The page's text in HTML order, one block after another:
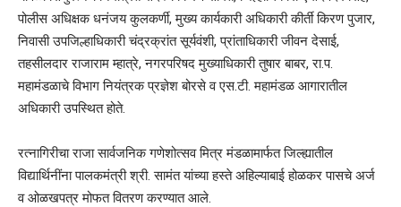
पोलीस अधिक्षक धनंजय कुलकर्णी, मुख्य कार्यकारी अधिकारी कीर्ती किरण पुजार,
निवासी उपजिल्हाधिकारी चंद्रक्रांत सूर्यवंशी, प्रांताधिकारी जीवन देसाई,
तहसीलदार राजाराम म्हात्रे, नगरपरिषद मुख्याधिकारी तुषार बाबर, रा.प.
महामंडळाचे विभाग नियंत्रक प्रज्ञेश बोरसे व एस.टी. महामंडळ आगारातील
अधिकारी उपस्थित होते.
रत्नागिरीचा राजा सार्वजनिक गणेशोत्सव मित्र मंडळामार्फत जिल्ह्यातील
विद्यार्थिनींना पालकमंत्री श्री. सामंत यांच्या हस्ते अहिल्याबाई होळकर पासचे अर्ज
व ओळखपत्र मोफत वितरण करण्यात आले.